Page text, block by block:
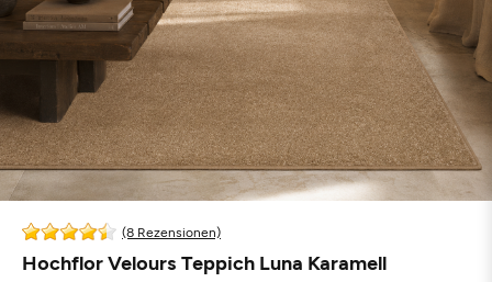
(8 Rezensionen)
Hochflor Velours Teppich Luna Karamell